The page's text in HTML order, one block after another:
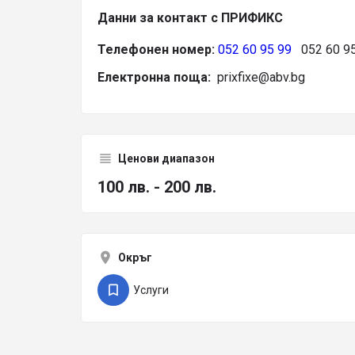
Данни за контакт с ПРИФИКС
Телефонен номер: 052 60 95 99 052 60
Електронна поща: prixfixe@abv.bg
Ценови диапазон
100 лв. - 200 лв.
Окръг
Услуги